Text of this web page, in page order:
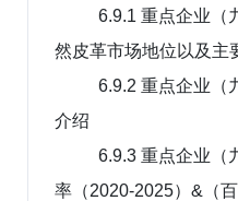
6.9.1 重点企业（
然皮革市场地位以及主
6.9.2 重点企业（
介绍
6.9.3 重点企业（
率（2020-2025）&（百